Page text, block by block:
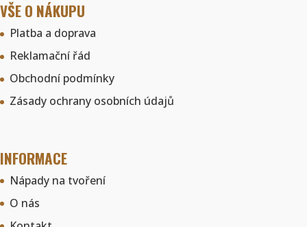
VŠE O NÁKUPU
Platba a doprava
Reklamační řád
Obchodní podmínky
Zásady ochrany osobních údajů
INFORMACE
Nápady na tvoření
O nás